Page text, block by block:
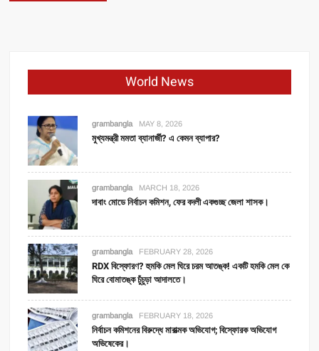
World News
grambangla MAY 8, 2026
মুখ্যমন্ত্রী মমতা ব্যানার্জী? এ কেমন ব্যাপার?
grambangla MARCH 18, 2026
দাবাং মোডে নির্বাচন কমিশন, ফের বদলী একগুচ্ছ জেলা শাসক।
grambangla FEBRUARY 28, 2026
RDX বিস্ফোরণ? হুমকি মেল ঘিরে চরম আতঙ্ক! একটি হমকি মেল কে
ঘিরে বোমাতঙ্ক চুঁচুড়া আদালতে।
grambangla FEBRUARY 18, 2026
নির্বাচন কমিশনের বিরুদ্ধে মারাত্মক অভিযোগ; বিস্ফোরক অভিযোগ
অভিষেকের।